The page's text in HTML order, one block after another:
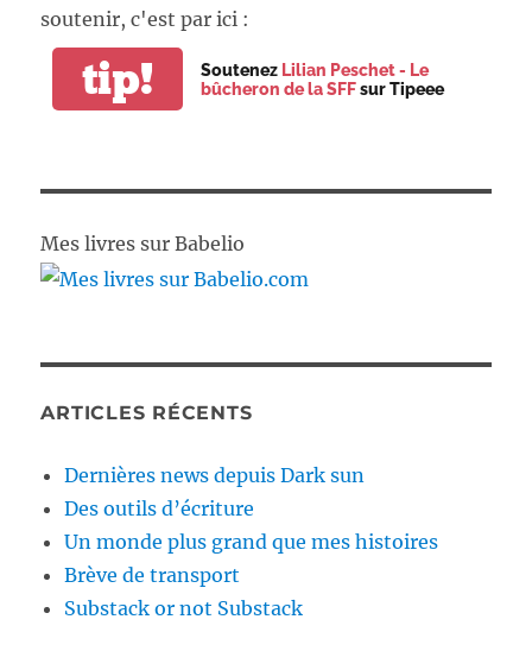
soutenir, c'est par ici :
tip! Soutenez Lilian Peschet - Le
bûcheron de la SFFsur Tipeee
Mes livres sur Babelio
ARTICLES RÉCENTS
Dernières news depuis Dark sun
Des outils d’écriture
Un monde plus grand que mes histoires
Brève de transport
Substack or not Substack